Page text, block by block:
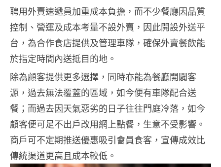
聘用外賣速遞員加重成本負擔，而不少餐廳因品質
控制、營運及成本考量不設外賣，因此開設外送平
台，為合作食店提供及管理車隊，確保外賣餐飲能
於指定時間內送抵目的地。
除為顧客提供更多選擇，同時亦能為餐廳開闢客
源，過去無法覆蓋的區域，如今便有車隊配合送
餐；而過去因天氣惡劣的日子往往門庭冷落，如今
顧客便可足不出戶改用網上點餐，生意不受影響。
商戶可不定期推送優惠吸引會員食客，宣傳成效比
傳統渠道更高且成本較低。